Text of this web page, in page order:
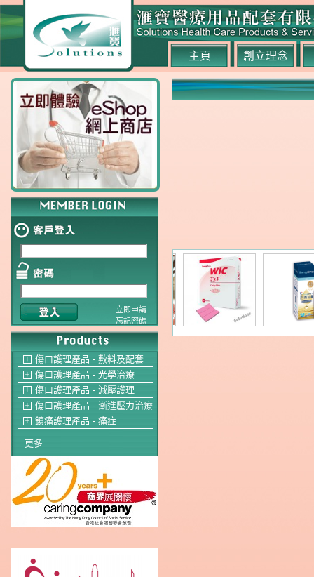
主頁 創立理念
立即申請
忘記密碼
＋ 傷口護理產品 - 敷料及配套
＋ 傷口護理產品 - 光學治療
＋ 傷口護理產品 - 減壓護理
＋ 傷口護理產品 - 漸進壓力治療
＋ 鎮痛護理產品 - 痛症
更多...